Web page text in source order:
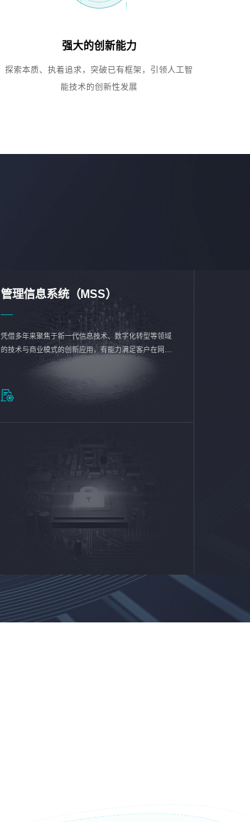
强大的创新能力
探索本质、执着追求，突破已有框架，引领人工智
能技术的创新性发展
管理信息系统（MSS）
凭借多年来聚焦于新一代信息技术、数字化转型等领域
的技术与商业模式的创新应用，有能力满足客户在网络
优化、运营维护和信息安全防护等方面的需求，为客户